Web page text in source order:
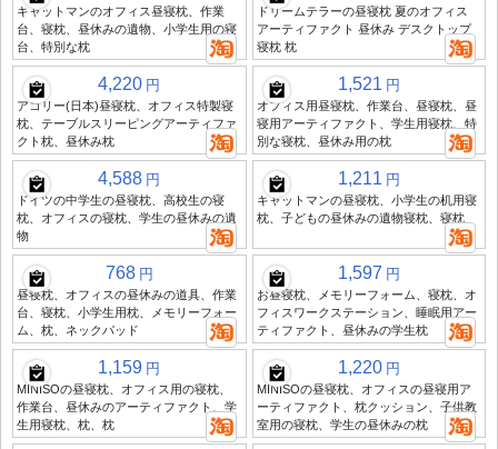
キャットマンのオフィス昼寝枕、作業
台、寝枕、昼休みの遺物、小学生用の寝
台、特別な枕
ドリームテラーの昼寝枕 夏のオフィス
アーティファクト 昼休み デスクトップ
寝枕 枕
4,220 円
アコリー(日本)昼寝枕、オフィス特製寝
枕、テーブルスリーピングアーティファ
クト枕、昼休み枕
1,521 円
オフィス用昼寝枕、作業台、昼寝枕、昼
寝用アーティファクト、学生用寝枕、特
別な寝枕、昼休み用の枕
4,588 円
ドイツの中学生の昼寝枕、高校生の寝
枕、オフィスの寝枕、学生の昼休みの遺
物
1,211 円
キャットマンの昼寝枕、小学生の机用寝
枕、子どもの昼休みの遺物寝枕、寝枕
768 円
昼寝枕、オフィスの昼休みの道具、作業
台、寝枕、小学生用枕、メモリーフォー
ム、枕、ネックパッド
1,597 円
お昼寝枕、メモリーフォーム、寝枕、オ
フィスワークステーション、睡眠用アー
ティファクト、昼休みの学生枕
1,159 円
MINISOの昼寝枕、オフィス用の寝枕、
作業台、昼休みのアーティファクト、学
生用寝枕、枕、枕
1,220 円
MINISOの昼寝枕、オフィスの昼寝用ア
ーティファクト、枕クッション、子供教
室用の寝枕、学生の昼休みの枕